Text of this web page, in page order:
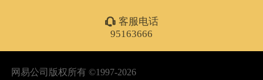
򰀃 客服电话
95163666
网易公司版权所有 ©1997-2026